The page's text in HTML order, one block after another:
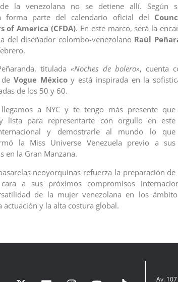
la venezolana no se detiene allí. Según
forma parte del calendario oficial del
of America (CFDA). En este marco, será la
del diseñador colombo-venezolano Raúl
titulada«Noches de bolero», cuenta
Vogue Méxicoy está inspirada en la
de los 50 y 60.
llegamos a NYC y te tengo más presente que
lista para representarte con orgullo en este
y demostrarle al mundo lo que
la Miss Universe Venezuela previo a sus
en la Gran Manzana.
neoyorquinas refuerza la preparación de
a sus próximos compromisos
de la mujer venezolana en los
y la alta costura global.
Av.